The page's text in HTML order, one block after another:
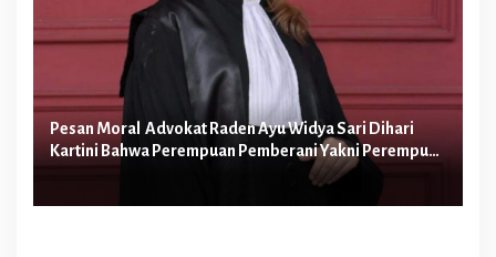
Pesan Moral Advokat Raden Ayu Widya Sari Dihari
Kartini Bahwa Perempuan Pemberani Yakni Perempuan
yang Berani Melawan Ketidakadilan